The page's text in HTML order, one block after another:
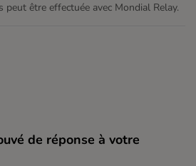
être effectuée avec Mondial Relay.
de réponse à votre